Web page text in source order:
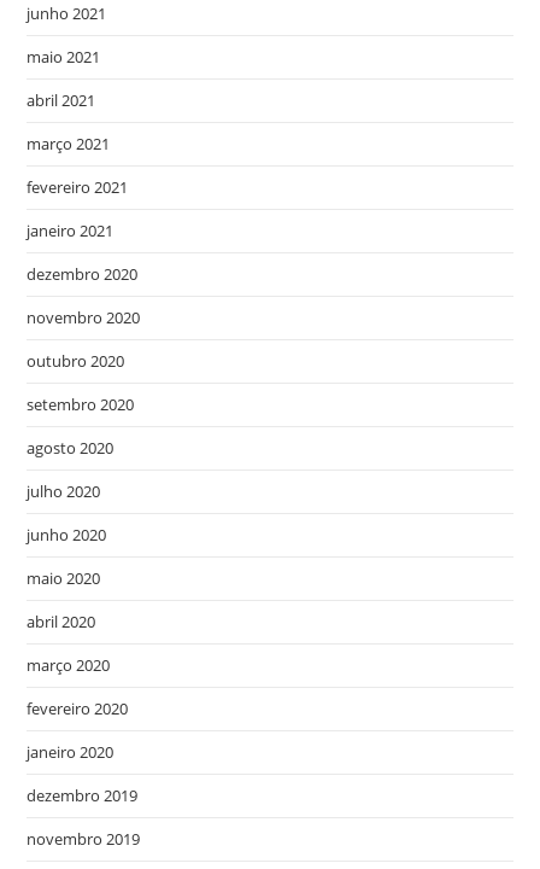
junho 2021
maio 2021
abril 2021
março 2021
fevereiro 2021
janeiro 2021
dezembro 2020
novembro 2020
outubro 2020
setembro 2020
agosto 2020
julho 2020
junho 2020
maio 2020
abril 2020
março 2020
fevereiro 2020
janeiro 2020
dezembro 2019
novembro 2019